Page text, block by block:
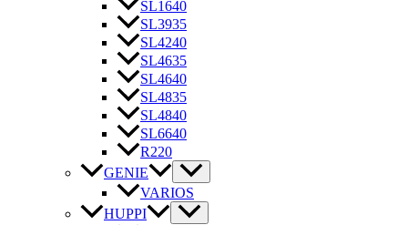
SL1640
SL3935
SL4240
SL4635
SL4640
SL4835
SL4840
SL6640
R220
GENIE
VARIOS
HUPPI